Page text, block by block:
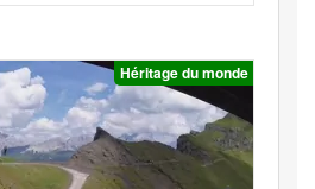
Héritage du monde